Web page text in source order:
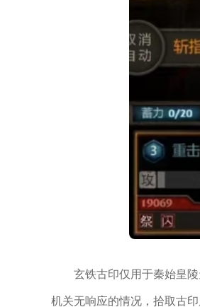
玄铁古印仅用于秦始皇
机关无响应的情况，拾取古